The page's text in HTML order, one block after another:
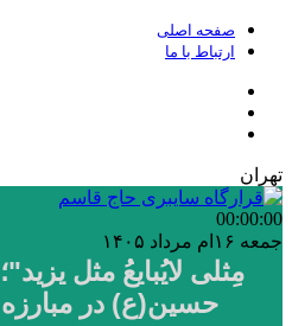
صفحه اصلی
ارتباط با ما
تهران
00:00:00
جمعه ۱۶ام مرداد ۱۴۰۵
مِثلی لایُبایعُ مثل
حسین(ع) در مبارزه